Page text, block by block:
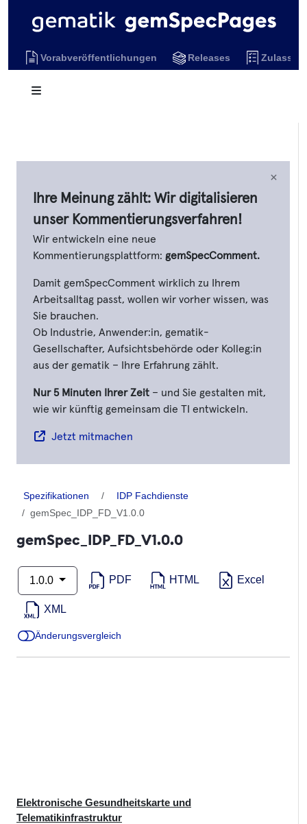
Vorabveröffentlichungen Releases
×
Ihre Meinung zählt: Wir digitalisieren
unser Kommentierungsverfahren!
Wir entwickeln eine neue
Kommentierungsplattform: gemSpecComment.
Damit gemSpecComment wirklich zu Ihrem
Arbeitsalltag passt, wollen wir vorher wissen, was
Sie brauchen.
Ob Industrie, Anwender:in, gematik-
Gesellschafter, Aufsichtsbehörde oder Kolleg:in
aus der gematik – Ihre Erfahrung zählt.
Nur 5 Minuten Ihrer Zeit – und Sie gestalten mit,
wie wir künftig gemeinsam die TI entwickeln.
Jetzt mitmachen
Spezifikationen
IDP Fachdienste
gemSpec_IDP_FD_V1.0.0
gemSpec_IDP_FD_V1.0.0
1.0.0 PDF HTML Excel
XML
Änderungsvergleich
Elektronische Gesundheitskarte und
Telematikinfrastruktur